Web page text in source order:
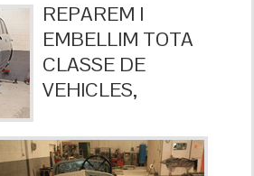
REPAREM I
EMBELLIM TOTA
CLASSE DE
VEHICLES,